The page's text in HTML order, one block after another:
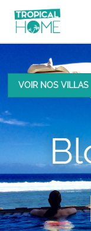
VOIR NOS VILLAS